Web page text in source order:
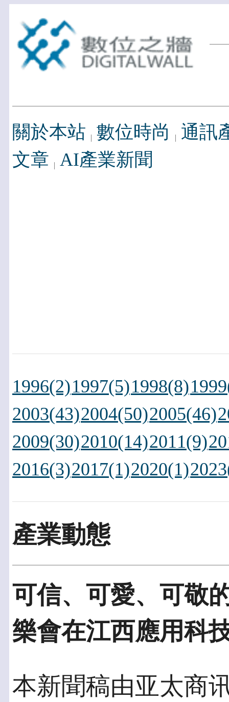
關於本站 數位時尚
通訊
文章 AI產業新聞
1996(2)1997(5)1998(8)
2003(43)2004(50)2005(46)
2009(30)2010(14)2011(9)
2016(3)2017(1)2020(1)
產業動態
可信、可愛、可敬
樂會在江西應用科
本新聞稿由亚太商